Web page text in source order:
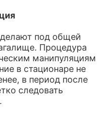
под общей
Процедура
манипуляциям
в стационаре не
в период после
следовать